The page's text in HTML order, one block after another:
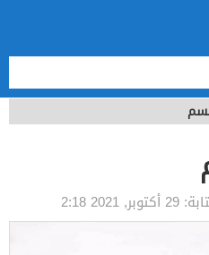
29 أكتوبر, 2021 2:18